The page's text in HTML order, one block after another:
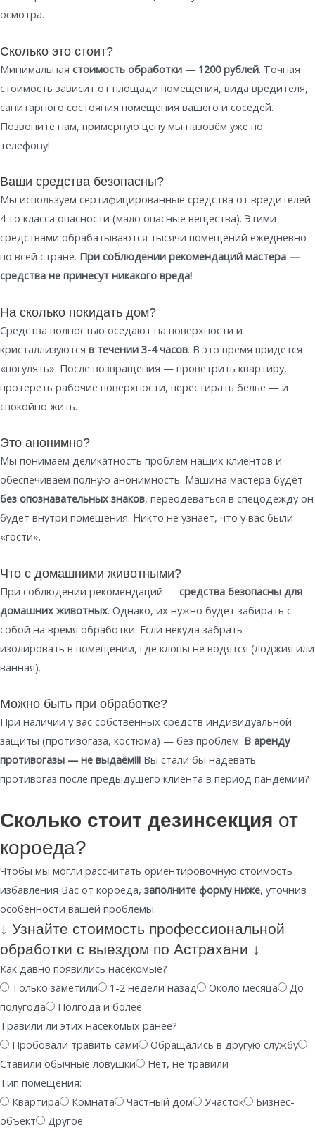
осмотра.
Сколько это стоит?
Минимальная стоимость обработки — 1200 рублей. Точная
стоимость зависит от площади помещения, вида вредителя,
санитарного состояния помещения вашего и соседей.
Позвоните нам, примерную цену мы назовём уже по
телефону!
Ваши средства безопасны?
Мы используем сертифицированные средства от вредителей
4-го класса опасности (мало опасные вещества). Этими
средствами обрабатываются тысячи помещений ежедневно
по всей стране. При соблюдении рекомендаций мастера —
средства не принесут никакого вреда!
На сколько покидать дом?
Средства полностью оседают на поверхности и
кристаллизуются в течении 3-4 часов. В это время придется
«погулять». После возвращения — проветрить квартиру,
протереть рабочие поверхности, перестирать бельё — и
спокойно жить.
Это анонимно?
Мы понимаем деликатность проблем наших клиентов и
обеспечиваем полную анонимность. Машина мастера будет
без опознавательных знаков, переодеваться в спецодежду он
будет внутри помещения. Никто не узнает, что у вас были
«гости».
Что с домашними животными?
При соблюдении рекомендаций — средства безопасны для
домашних животных. Однако, их нужно будет забирать с
собой на время обработки. Если некуда забрать —
изолировать в помещении, где клопы не водятся (лоджия или
ванная).
Можно быть при обработке?
При наличии у вас собственных средств индивидуальной
защиты (противогаза, костюма) — без проблем. В аренду
противогазы — не выдаём!!! Вы стали бы надевать
противогаз после предыдущего клиента в период пандемии?
Сколько стоит дезинсекция от
короеда?
Чтобы мы могли рассчитать ориентировочную стоимость
избавления Вас от короеда, заполните форму ниже, уточнив
особенности вашей проблемы.
↓ Узнайте стоимость профессиональной
обработки с выездом по Астрахани ↓
Как давно появились насекомые?
Только заметили
1-2 недели назад Около месяца
До
полугода
Полгода и более
Травили ли этих насекомых ранее?
Пробовали травить сами
Обращались в другую службу
Ставили обычные ловушки
Нет, не травили
Тип помещения:
Квартира
Комната Частный дом Участок
Бизнес-
объект
Другое